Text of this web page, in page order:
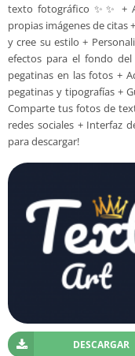
texto fotográfico ✨✨ +
propias imágenes de citas
y cree su estilo +
efectos para el fondo
pegatinas en las fotos +
pegatinas y tipografías +
Comparte tus fotos de
redes sociales + Interfaz
para descargar!
DESCARGAR